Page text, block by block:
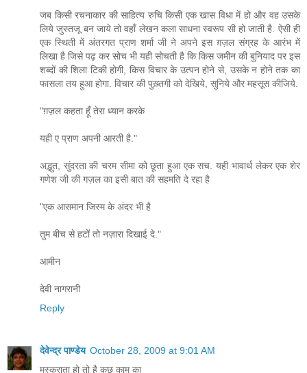
जब किसी रचनाकार की साहित्य रुचि किसी एक खास विधा में हो और वह उसके
लिये जुस्तजू बन जाये तो वहाँ लेखन कला साधना स्वरूप सी हो जाती है. ऐसी ही
एक स्थिती में अंतरगत प्राण शर्मा जी ने अपने इस ग़ज़ल संग्रह के आरंभ में
लिखा है जिसे पढ़ कर सोच भी यही सोचती है कि किस जमीन की बुनियाद पर इस
शब्दों की शिला टिकी होगी, किस विचार के उत्पन होने से, उसके न होने तक का
फासला तय हुआ होगा. विचार की पुख़्तगी को देखिये, सुनिये और महसूस कीजिये.
"ग़ज़ल कहता हूँ तेरा ध्यान करके
यही ए प्राण अपनी आरती है."
अद्भुत, सुंदरता की चरम सीमा को छूता हुआ एक सच. यही भावार्थ लेकर एक शेर
गणेश जी की गज़ल का इसी बात की सहमति दे रहा है
"एक आसमान जिस्म के अंदर भी है
तुम बीच से हटों तो नज़ारा दिखाई दे."
आमीन
देवी नागरानी
Reply
देवेन्द्र पाण्डेय October 28, 2009 at 9:01 AM
मुस्कुराता हो तो है कुछ काम का